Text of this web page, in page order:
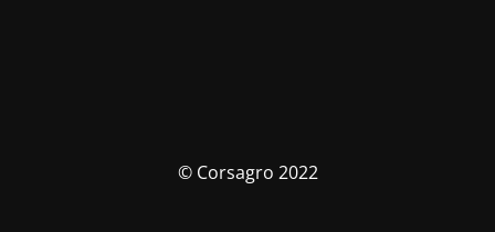
© Corsagro 2022